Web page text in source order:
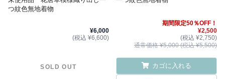
つ紋色無地着物
¥6,000
(税込 ¥6,600)
SOLD OUT
期間限定50％OFF！
¥2,500
(税込 ¥2,750)
通常価格 ¥5,000 (税込 ¥5,500)
カゴに入れる